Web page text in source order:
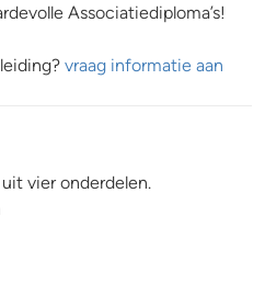
Associatiediploma’s!
vraag informatie aan
vier onderdelen.